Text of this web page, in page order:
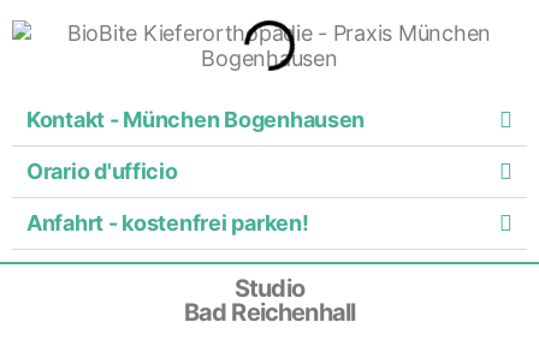
Kontakt - München Bogenhausen
Orario d'ufficio
Anfahrt - kostenfrei parken!
Studio
Bad Reichenhall